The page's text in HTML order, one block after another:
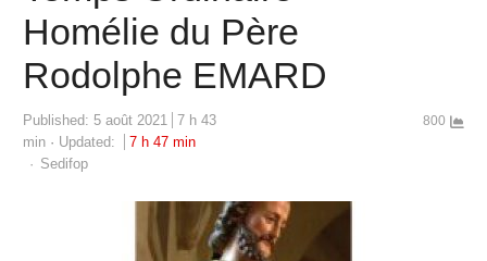
Homélie du Père
Rodolphe EMARD
Published: 5 août 2021
7 h 43
min
Updated:
7 h 47 min
Author
Sedifop
800